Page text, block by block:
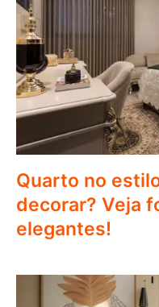
Quarto no
decorar? Veja
elegantes!